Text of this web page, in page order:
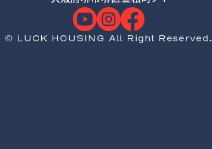
© LUCK HOUSING All Right Reserved.